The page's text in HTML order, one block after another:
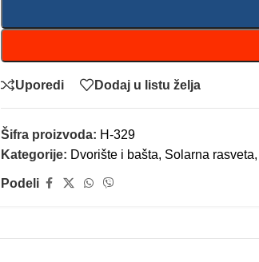
Uporedi Dodaj u listu želja
Šifra proizvoda: H-329
Kategorije: Dvorište i bašta, Solarna rasveta,
Podeli